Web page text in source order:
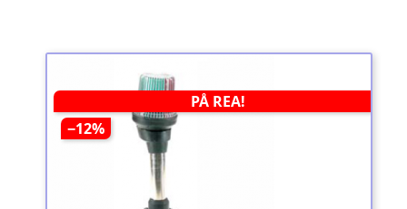
PÅ REA!
−12%